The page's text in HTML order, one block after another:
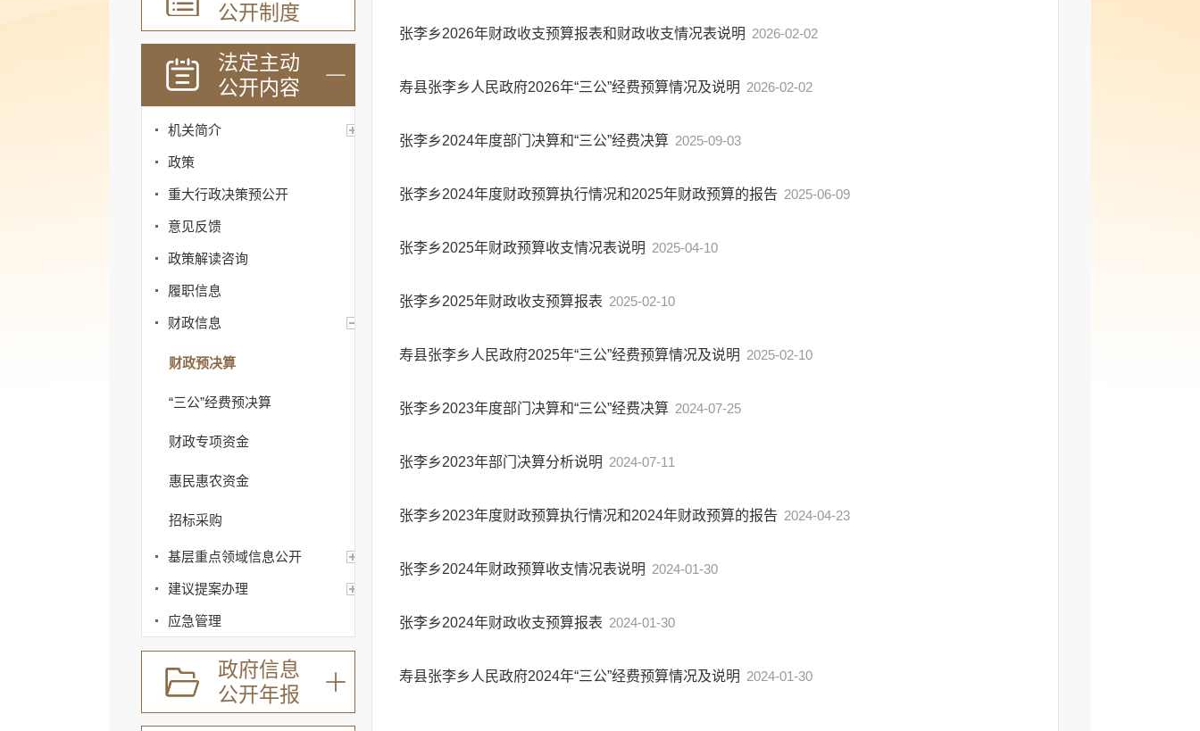
公开制度
法定主动
公开内容
机关简介
政策
重大行政决策预公开
意见反馈
政策解读咨询
履职信息
财政信息
财政预决算
“三公”经费预决算
财政专项资金
惠民惠农资金
招标采购
基层重点领域信息公开
建议提案办理
应急管理
回应关切
监督保障
其他法定信息
政府信息
公开年报
张李乡2026年财政收支预算报表和财政收支情况表说明 2026-02-02
寿县张李乡人民政府2026年“三公”经费预算情况及说明 2026-02-02
张李乡2024年度部门决算和“三公”经费决算 2025-09-03
张李乡2024年度财政预算执行情况和2025年财政预算的报告 2025-06-09
张李乡2025年财政预算收支情况表说明 2025-04-10
张李乡2025年财政收支预算报表 2025-02-10
寿县张李乡人民政府2025年“三公”经费预算情况及说明 2025-02-10
张李乡2023年度部门决算和“三公”经费决算 2024-07-25
张李乡2023年部门决算分析说明 2024-07-11
张李乡2023年度财政预算执行情况和2024年财政预算的报告 2024-04-23
张李乡2024年财政预算收支情况表说明 2024-01-30
张李乡2024年财政收支预算报表 2024-01-30
寿县张李乡人民政府2024年“三公”经费预算情况及说明 2024-01-30